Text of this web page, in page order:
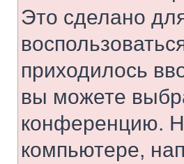
Это сделано
приходилось
вы можете
конференцию.
компьютере,